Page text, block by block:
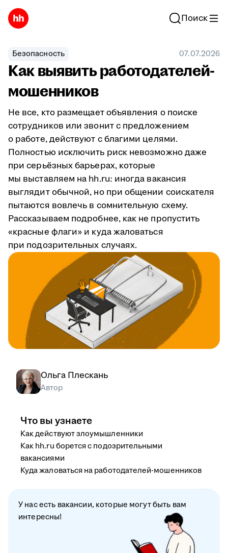
Поиск
Безопасность 07.07.2026
Как выявить работодателей-
мошенников
Не все, кто размещает объявления о поиске
сотрудников или звонит с предложением
о работе, действуют с благими целями.
Полностью исключить риск невозможно даже
при серьёзных барьерах, которые
мы выставляем на hh.ru: иногда вакансия
выглядит обычной, но при общении соискателя
пытаются вовлечь в сомнительную схему.
Рассказываем подробнее, как не пропустить
«красные флаги» и куда жаловаться
при подозрительных случаях.
Ольга Плескань
Автор
Что вы узнаете
Как действуют злоумышленники
Как hh.ru борется с подозрительными
вакансиями
Куда жаловаться на работодателей-мошенников
У нас есть вакансии, которые могут быть вам
интересны!